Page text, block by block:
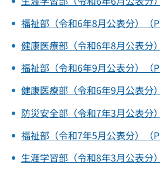
福祉部（令和6年8月公表分）（
健康医療部（令和6年8月公表分
福祉部（令和6年9月公表分）（
健康医療部（令和6年9月公表分
防災安全部（令和7年3月公表分
福祉部（令和7年5月公表分）（
生涯学習部（令和8年3月公表分